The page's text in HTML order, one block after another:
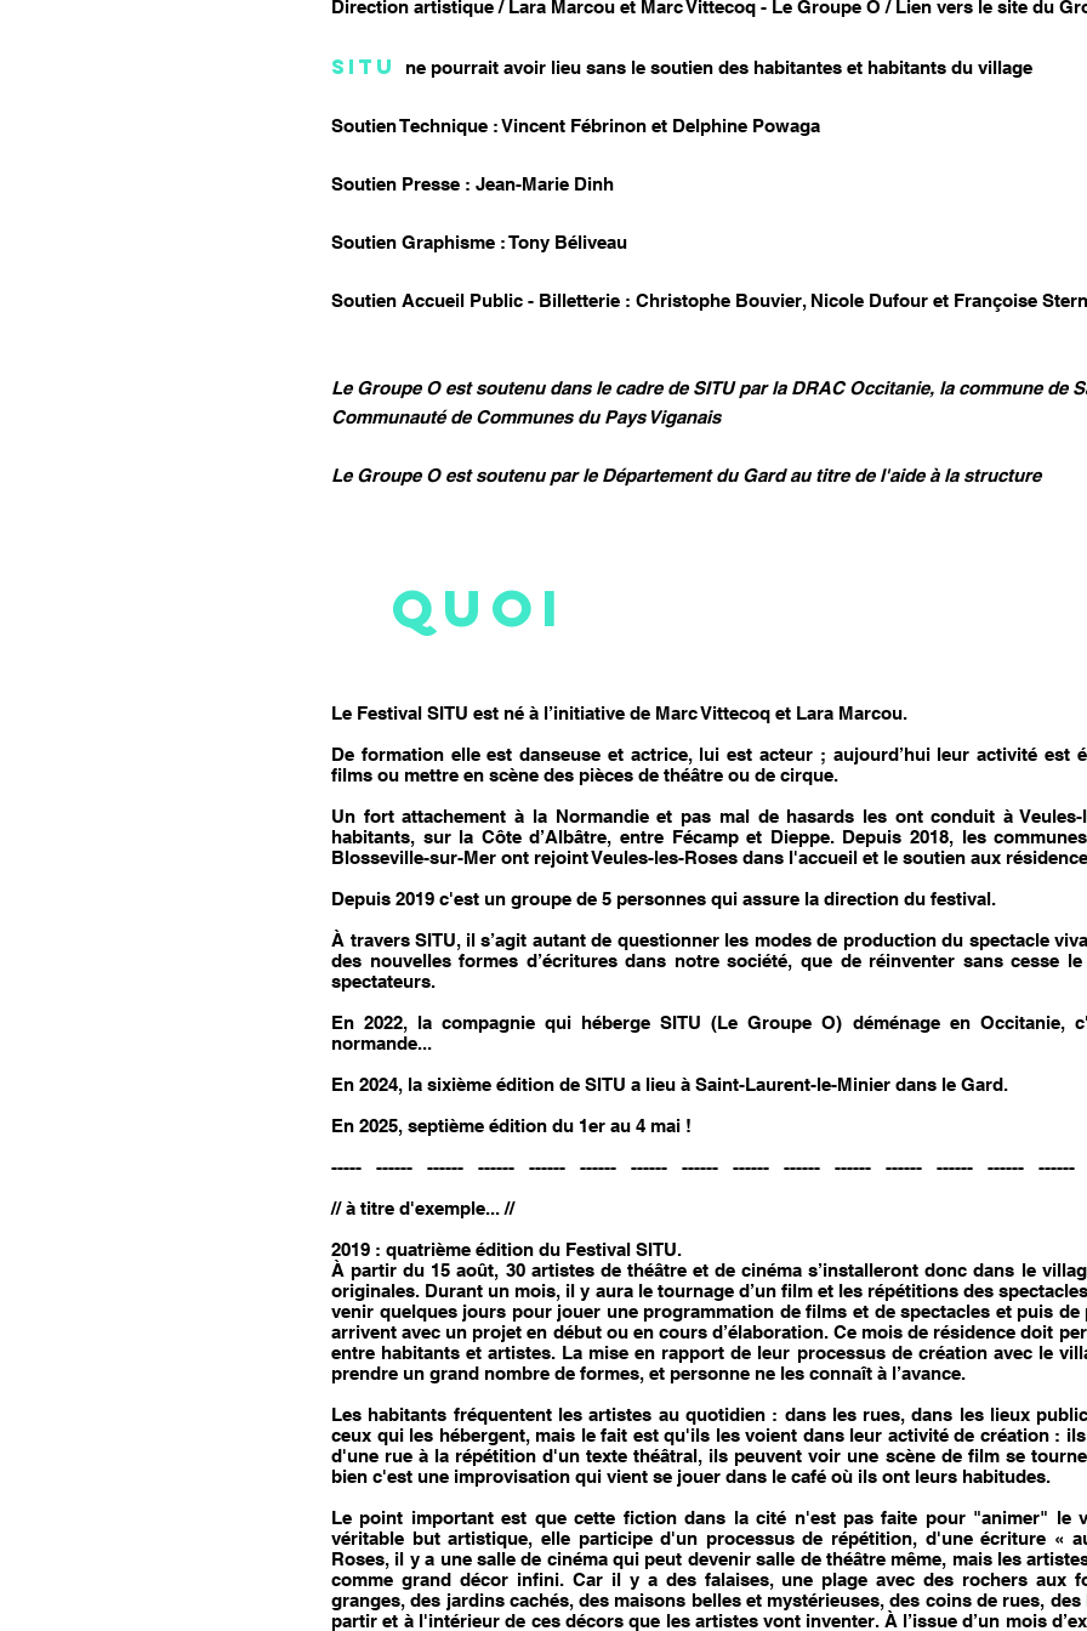
Direction artistique / Lara Marcou et Marc Vittecoq - Le Groupe O / Lien vers le site du
SITU ne pourrait avoir lieu sans le soutien des habitantes et habitants du village
Soutien Technique : Vincent Fébrinon et Delphine Powaga
Soutien Presse : Jean-Marie Dinh
Soutien Graphisme : Tony Béliveau
Soutien Accueil Public - Billetterie : Christophe Bouvier, Nicole Dufour et Françoise
Le Groupe O est soutenu dans le cadre de SITU par la DRAC Occitanie, la commune de
Communauté de Communes du Pays Viganais
Le Groupe O est soutenu par le Département du Gard au titre de l'aide à la structure
QUOI
Le Festival SITU est né à l’initiative de Marc Vittecoq et Lara Marcou.
De formation elle est danseuse et actrice, lui est acteur ; aujourd’hui leur activité est
films ou mettre en scène des pièces de théâtre ou de cirque.
Un fort attachement à la Normandie et pas mal de hasards les ont conduit à Veules-
habitants, sur la Côte d’Albâtre, entre Fécamp et Dieppe. Depuis 2018, les
Blosseville-sur-Mer ont rejoint Veules-les-Roses dans l'accueil et le soutien aux
Depuis 2019 c'est un groupe de 5 personnes qui assure la direction du festival.
À travers SITU, il s’agit autant de questionner les modes de production du spectacle
des nouvelles formes d’écritures dans notre société, que de réinventer sans cesse
spectateurs.
En 2022, la compagnie qui héberge SITU (Le Groupe O) déménage en Occitanie,
normande...
En 2024, la sixième édition de SITU a lieu à Saint-Laurent-le-Minier dans le Gard.
En 2025, septième édition du 1er au 4 mai !
----- ------ ------ ------ ------ ------ ------ ------ ------ ------ ------ ------ ------ ------ ------
// à titre d'exemple... //
2019 : quatrième édition du Festival SITU.
À partir du 15 août, 30 artistes de théâtre et de cinéma s’installeront donc dans le
originales. Durant un mois, il y aura le tournage d’un film et les répétitions des
venir quelques jours pour jouer une programmation de films et de spectacles et puis de
arrivent avec un projet en début ou en cours d’élaboration. Ce mois de résidence doit
entre habitants et artistes. La mise en rapport de leur processus de création avec le
prendre un grand nombre de formes, et personne ne les connaît à l’avance.
Les habitants fréquentent les artistes au quotidien : dans les rues, dans les lieux
ceux qui les hébergent, mais le fait est qu'ils les voient dans leur activité de création :
d'une rue à la répétition d'un texte théâtral, ils peuvent voir une scène de film se
bien c'est une improvisation qui vient se jouer dans le café où ils ont leurs habitudes.
Le point important est que cette fiction dans la cité n'est pas faite pour "animer" le
véritable but artistique, elle participe d'un processus de répétition, d'une écriture «
Roses, il y a une salle de cinéma qui peut devenir salle de théâtre même, mais les
comme grand décor infini. Car il y a des falaises, une plage avec des rochers aux
granges, des jardins cachés, des maisons belles et mystérieuses, des coins de rues,
partir et à l'intérieur de ces décors que les artistes vont inventer. À l’issue d’un mois